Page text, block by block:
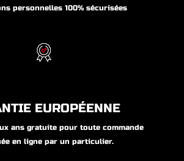
personnelles 100% sécurisées
EUROPÉENNE
ans gratuite pour toute commande
en ligne par un particulier.